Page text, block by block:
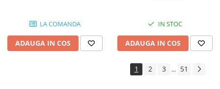
LA COMANDA
ADAUGA IN COS
IN STOC
ADAUGA IN COS
1 2 3 ... 51